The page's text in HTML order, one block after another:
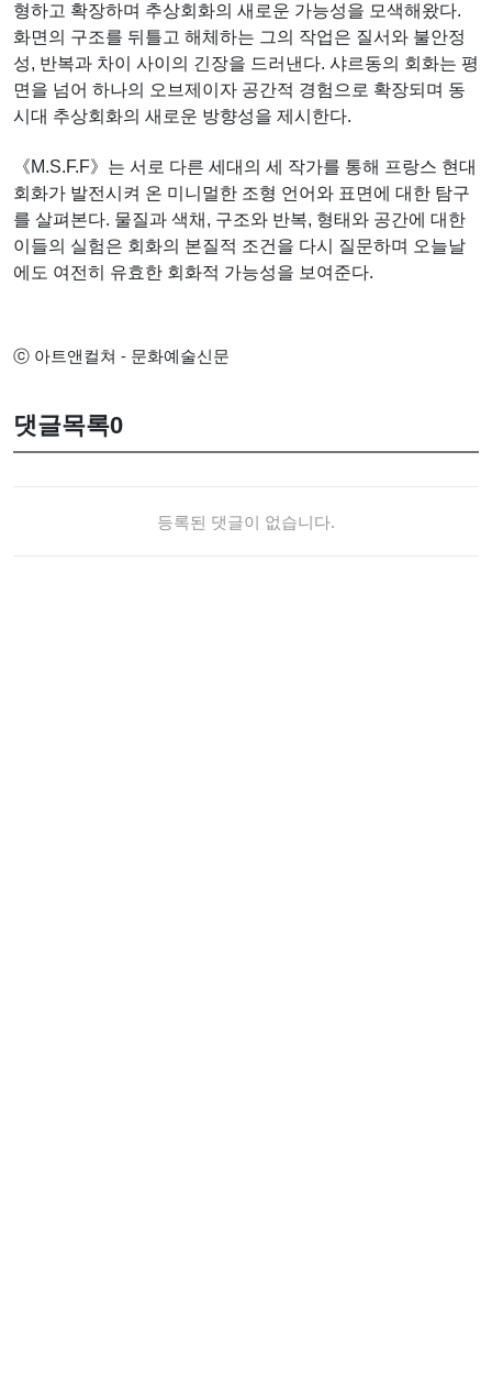
형하고 확장하며 추상회화의 새로운 가능성을 모색해왔다.
화면의 구조를 뒤틀고 해체하는 그의 작업은 질서와 불안정
성, 반복과 차이 사이의 긴장을 드러낸다. 샤르동의 회화는 평
면을 넘어 하나의 오브제이자 공간적 경험으로 확장되며 동
시대 추상회화의 새로운 방향성을 제시한다.
《M.S.F.F》는 서로 다른 세대의 세 작가를 통해 프랑스 현대
회화가 발전시켜 온 미니멀한 조형 언어와 표면에 대한 탐구
를 살펴본다. 물질과 색채, 구조와 반복, 형태와 공간에 대한
이들의 실험은 회화의 본질적 조건을 다시 질문하며 오늘날
에도 여전히 유효한 회화적 가능성을 보여준다.
ⓒ 아트앤컬쳐 - 문화예술신문
댓글목록0
등록된 댓글이 없습니다.